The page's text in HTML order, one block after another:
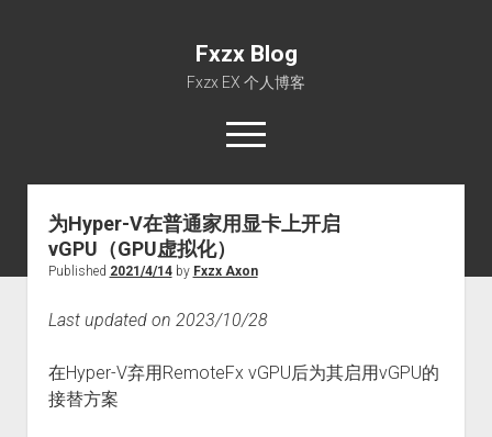
Fxzx Blog
Fxzx EX 个人博客
open
menu
rss email-form
关于
为Hyper-V在普通家用显卡上开启
vGPU（GPU虚拟化）
Published 2021/4/14by Fxzx Axon
Last updated on 2023/10/28
在Hyper-V弃用RemoteFx vGPU后为其启用vGPU的
接替方案